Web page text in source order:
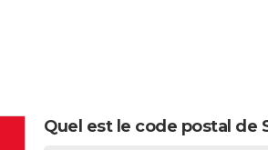
Quel est le code postal de